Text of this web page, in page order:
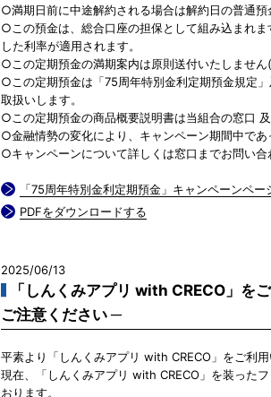
○満期日前に中途解約される場合は解約日の普通預
○この預金は、総合口座の担保として組み込まれ
した利率が適用されます。
○この定期預金の満期案内は原則送付いたしません
○この定期預金は「75周年特別金利定期預金規定
取扱いします。
○この定期預金の商品概要説明書は当組合の窓口
○金融情勢の変化により、キャンペーン期間中であ
○キャンペーンについて詳しくは窓口までお問い合
「75周年特別金利定期預金」キャンペーンペー
PDFをダウンロードする
2025/06/13
「しんくみアプリ with CRECO」
ご注意ください ─
平素より「しんくみアプリ with CRECO」をご利
現在、「しんくみアプリ with CRECO」を装った
おります。